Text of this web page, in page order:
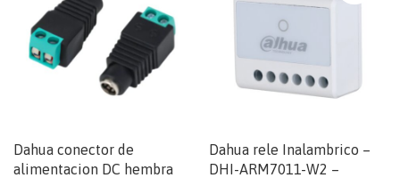
Dahua conector de
alimentacion DC hembra
Dahua rele Inalambrico –
DHI-ARM7011-W2 –